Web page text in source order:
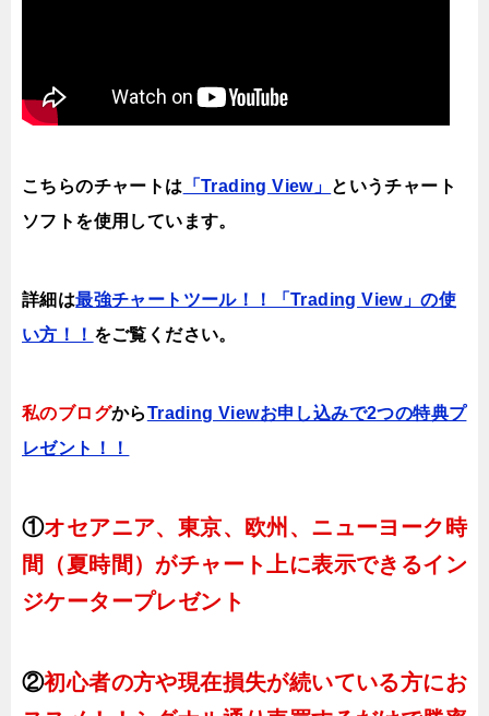
こちらのチャートは 「Trading View」 というチャート
ソフトを使用しています。
詳細は最強チャートツール！！「Trading View」の使
い方！！ をご覧ください。
私のブログからTrading Viewお申し込みで2つの特典プ
レゼント！！
①オセアニア、東京、欧州、ニューヨーク時
間（夏時間）がチャート上に表示できるイン
ジケータープレゼント
②初心者の方や現在損失が続いている方にお